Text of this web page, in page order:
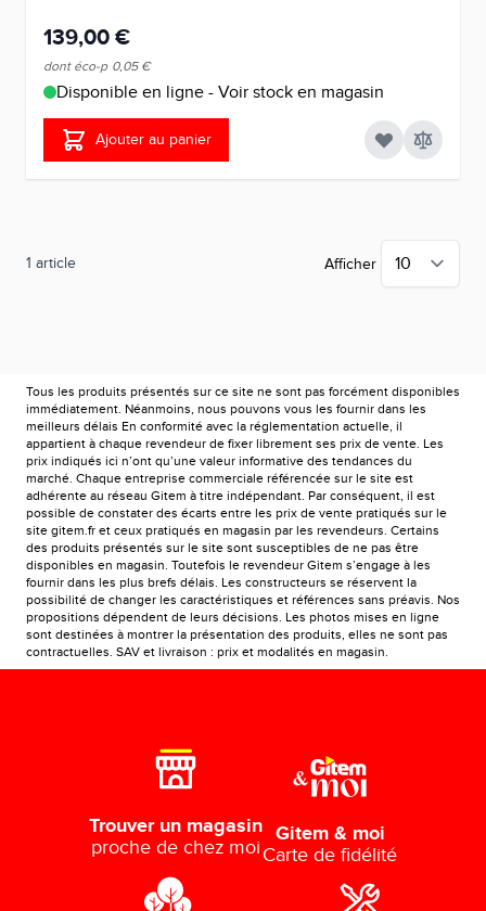
139,00 €
dont éco-p 0,05 €
Disponible en ligne - Voir stock en magasin
Ajouter au panier
1 article Afficher
Tous les produits présentés sur ce site ne sont pas forcément disponibles
immédiatement. Néanmoins, nous pouvons vous les fournir dans les
meilleurs délais En conformité avec la réglementation actuelle, il
appartient à chaque revendeur de fixer librement ses prix de vente. Les
prix indiqués ici n’ont qu’une valeur informative des tendances du
marché. Chaque entreprise commerciale référencée sur le site est
adhérente au réseau Gitem à titre indépendant. Par conséquent, il est
possible de constater des écarts entre les prix de vente pratiqués sur le
site gitem.fr et ceux pratiqués en magasin par les revendeurs. Certains
des produits présentés sur le site sont susceptibles de ne pas être
disponibles en magasin. Toutefois le revendeur Gitem s’engage à les
fournir dans les plus brefs délais. Les constructeurs se réservent la
possibilité de changer les caractéristiques et références sans préavis. Nos
propositions dépendent de leurs décisions. Les photos mises en ligne
sont destinées à montrer la présentation des produits, elles ne sont pas
contractuelles. SAV et livraison : prix et modalités en magasin.
Trouver un magasin
proche de chez moi
Gitem & moi
Carte de fidélité